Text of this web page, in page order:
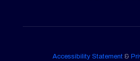
Accessibility Statement &